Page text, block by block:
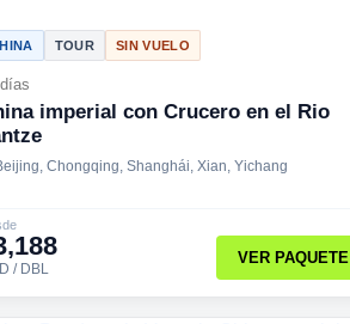
TOUR SIN VUELO
imperial con Crucero en el Rio
Chongqing, Shanghái, Xian, Yichang
/ DBL
VER PAQUETE